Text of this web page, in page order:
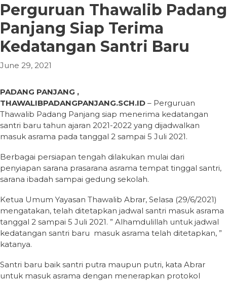
Perguruan Thawalib Padang
Panjang Siap Terima
Kedatangan Santri Baru
June 29, 2021
PADANG PANJANG ,
THAWALIBPADANGPANJANG.SCH.ID – Perguruan
Thawalib Padang Panjang siap menerima kedatangan
santri baru tahun ajaran 2021-2022 yang dijadwalkan
masuk asrama pada tanggal 2 sampai 5 Juli 2021.
Berbagai persiapan tengah dilakukan mulai dari
penyiapan sarana prasarana asrama tempat tinggal santri,
sarana ibadah sampai gedung sekolah.
Ketua Umum Yayasan Thawalib Abrar, Selasa (29/6/2021)
mengatakan, telah ditetapkan jadwal santri masuk asrama
tanggal 2 sampai 5 Juli 2021. ” Alhamdulillah untuk jadwal
kedatangan santri baru masuk asrama telah ditetapkan, ”
katanya.
Santri baru baik santri putra maupun putri, kata Abrar
untuk masuk asrama dengan menerapkan protokol